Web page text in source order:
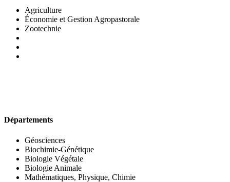
Agriculture
Économie et Gestion Agropastorale
Zootechnie
Départements
Géosciences
Biochimie-Génétique
Biologie Végétale
Biologie Animale
Mathématiques, Physique, Chimie